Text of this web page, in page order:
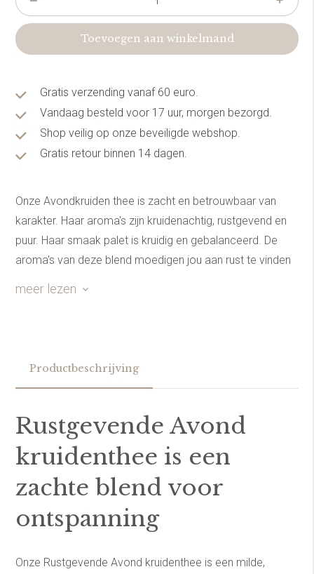
Toevoegen aan winkelmand
Gratis verzending vanaf 60 euro.
Vandaag besteld voor 17 uur, morgen bezorgd.
Shop veilig op onze beveiligde webshop.
Gratis retour binnen 14 dagen.
Onze Avondkruiden thee is zacht en betrouwbaar van
karakter. Haar aroma's zijn kruidenachtig, rustgevend en
puur. Haar smaak palet is kruidig en gebalanceerd. De
aroma's van deze blend moedigen jou aan rust te vinden
meer lezen
Productbeschrijving
Rustgevende Avond
kruidenthee is een
zachte blend voor
ontspanning
Onze Rustgevende Avond kruidenthee is een milde,